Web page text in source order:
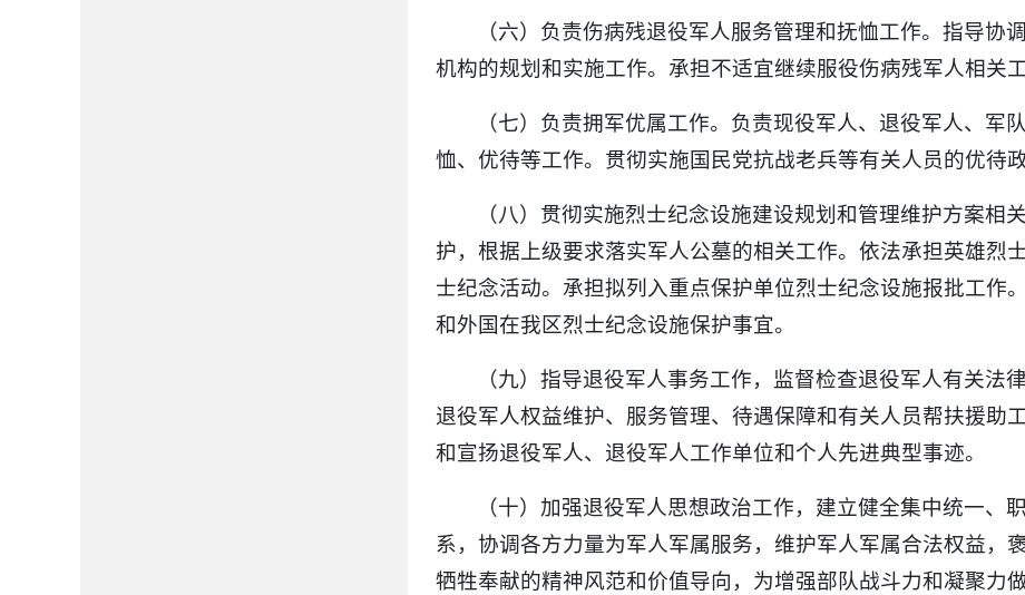
（六）负责伤病残退役军人服务管理和抚恤工作。指导协
机构的规划和实施工作。承担不适宜继续服役伤病残军人相关工
（七）负责拥军优属工作。负责现役军人、退役军人、军
恤、优待等工作。贯彻实施国民党抗战老兵等有关人员的优待政
（八）贯彻实施烈士纪念设施建设规划和管理维护方案相
护，根据上级要求落实军人公墓的相关工作。依法承担英雄烈
士纪念活动。承担拟列入重点保护单位烈士纪念设施报批工作
和外国在我区烈士纪念设施保护事宜。
（九）指导退役军人事务工作，监督检查退役军人有关法
退役军人权益维护、服务管理、待遇保障和有关人员帮扶援助
和宣扬退役军人、退役军人工作单位和个人先进典型事迹。
（十）加强退役军人思想政治工作，建立健全集中统一、
系，协调各方力量为军人军属服务，维护军人军属合法权益，
牺牲奉献的精神风范和价值导向，为增强部队战斗力和凝聚力做